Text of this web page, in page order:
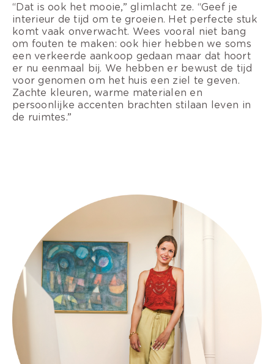
“Dat is ook het mooie,” glimlacht ze. “Geef je
interieur de tijd om te groeien. Het perfecte stuk
komt vaak onverwacht. Wees vooral niet bang
om fouten te maken: ook hier hebben we soms
een verkeerde aankoop gedaan maar dat hoort
er nu eenmaal bij. We hebben er bewust de tijd
voor genomen om het huis een ziel te geven.
Zachte kleuren, warme materialen en
persoonlijke accenten brachten stilaan leven in
de ruimtes.”